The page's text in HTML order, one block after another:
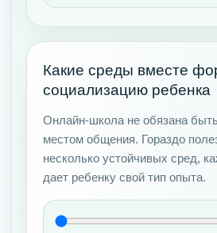
Какие среды вместе
социализацию ребенка
Онлайн-школа не обязана
местом общения. Гораздо
несколько устойчивых сред,
дает ребенку свой тип опыта.